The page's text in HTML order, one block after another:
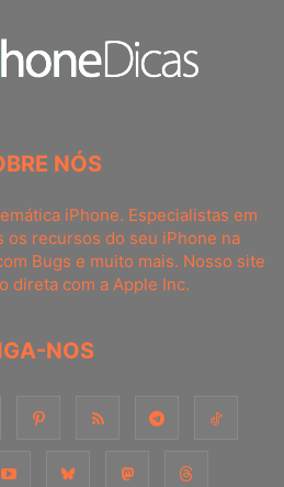
NÓS
iPhone. Especialistas em
os recursos do seu iPhone na
Bugs e muito mais. Nosso site
direta com a Apple Inc.
NOS